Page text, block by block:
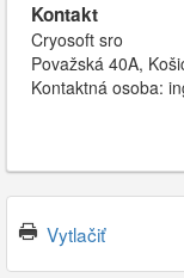
Kontakt
Cryosoft sro
Považská 40A,
Kontaktná osoba:
Vytlačiť